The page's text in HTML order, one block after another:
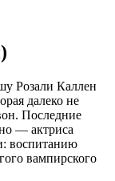
Розали Каллен
далеко не
Последние
— актриса
воспитанию
вампирского